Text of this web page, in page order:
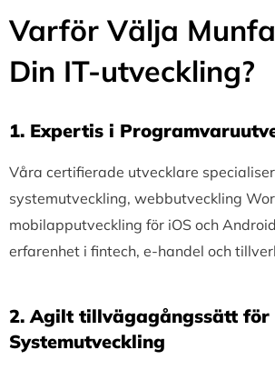
Varför Välja
Din IT-utveckling?
1.⁠ ⁠Expertis i
Våra certifierade utvecklare
systemutveckling, webbutveckling
mobilapputveckling för iOS och
erfarenhet i fintech, e-handel och
2.⁠ ⁠Agilt tillvägagångssätt för
Systemutveckling